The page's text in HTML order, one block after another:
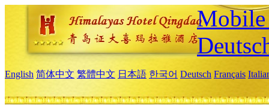
Mobile
English 简体中文 繁體中文 日本語 한국어 Deutsch Français